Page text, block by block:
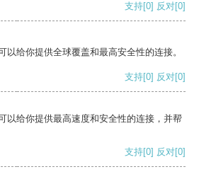
支持[0] 反对[0]
以给你提供全球覆盖和最高安全性的连接。
支持[0] 反对[0]
以给你提供最高速度和安全性的连接，并帮
支持[0] 反对[0]